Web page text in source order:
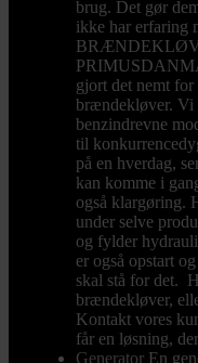
brug. Det gør
ikke har erfaring
gjort det nemt
brændekløver. Vi
benzindrevne
til
på en hverdag,
kan komme i
også klargøring.
under selve
og fylder
er også opstart
skal stå for det.
brændekløver,
Kontakt vores
får en løsning,
Generator En